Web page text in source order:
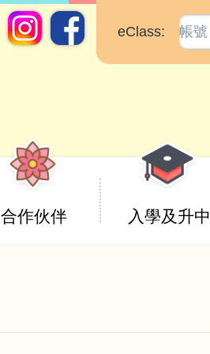
eClass:
合作伙伴 入學及升中